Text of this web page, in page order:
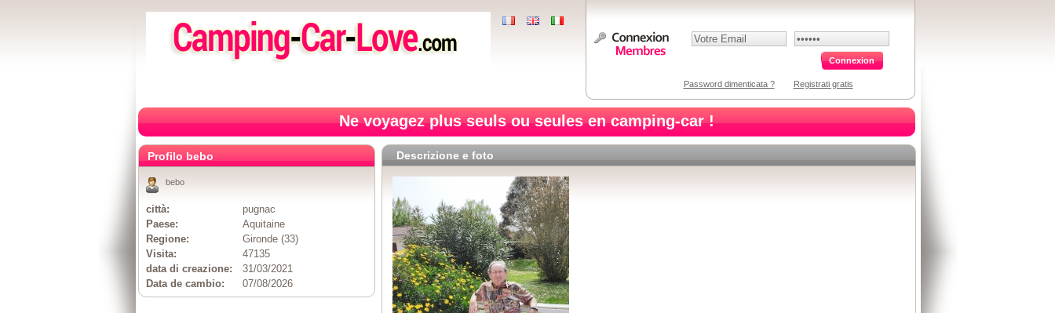
Password dimenticata ? Registrati gratis
Ne voyagez plus seuls ou seules en camping-car !
Descrizione e foto
Profilo bebo
bebo
città:
pugnac
Paese:
Aquitaine
Regione:
Gironde (33)
Visita:
47135
data di creazione:
31/03/2021
Data de cambio:
07/08/2026